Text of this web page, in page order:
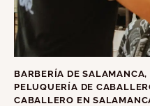
BARBERÍA DE SALAMANCA,
PELUQUERÍA DE
CABALLERO EN